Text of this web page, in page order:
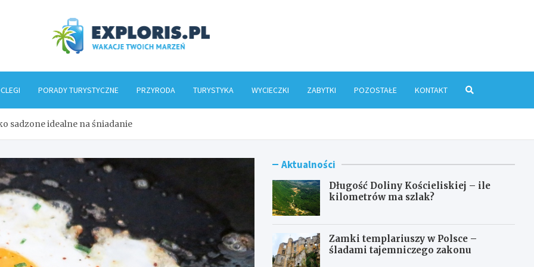
PORADY TURYSTYCZNE PRZYRODA TURYSTYKA WYCIECZKI ZABYTKI POZOSTAŁE KONTAKT
sadzone idealne na śniadanie
Aktualności
Długość Doliny Kościeliskiej – ile
kilometrów ma szlak?
Zamki templariuszy w Polsce –
śladami tajemniczego zakonu